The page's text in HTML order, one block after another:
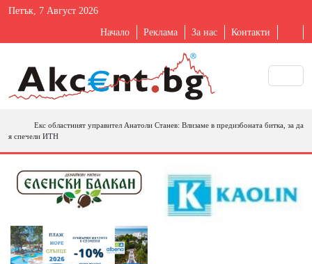
Петък, 7 Август 2026
Начало Реклама За нас Контакти
Екс областният управител Анатоли Станев: Влизаме в предизбоната битка, за да
я спечели ИТН